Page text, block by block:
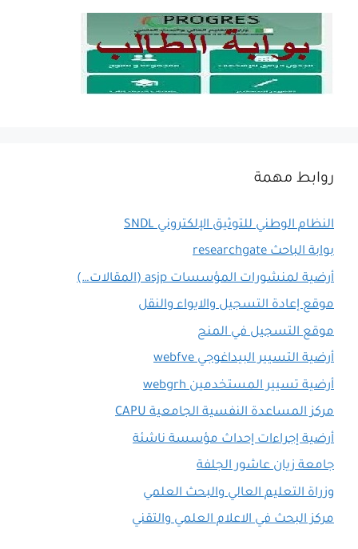
روابط مهمة
النظام الوطني للتوثيق الإلكتروني SNDL
بوابة الباحث researchgate
أرضية لمنشورات المؤسسات asjp (المقالات…)
موقع إعادة التسجيل والايواء والنقل
موقع التسجيل في المنح
أرضية التسيير البيداغوجي webfve
أرضية تسيير المستخدمين webgrh
مركز المساعدة النفسية الجامعية CAPU
أرضية إجراءات إحداث مؤسسة ناشئة
جامعة زيان عاشور الجلفة
وزراة التعليم العالي والبحث العلمي
مركز البحث في الاعلام العلمي والتقني